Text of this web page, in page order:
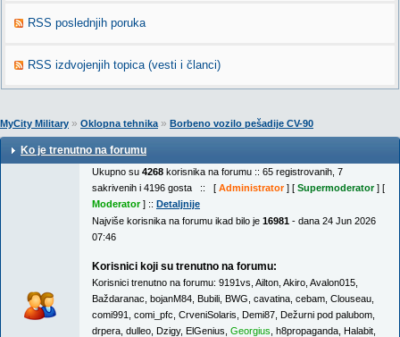
RSS poslednjih poruka
RSS izdvojenjih topica (vesti i članci)
MyCity Military » Oklopna tehnika» Borbeno vozilo pešadije CV-90
Ko je trenutno na forumu
Ukupno su 4268 korisnika na forumu :: 65 registrovanih, 7
sakrivenih i 4196 gosta :: [ Administrator] [ Supermoderator] [
Moderator] :: Detaljnije
Najviše korisnika na forumu ikad bilo je 16981 - dana 24 Jun 2026
07:46
Korisnici koji su trenutno na forumu:
Korisnici trenutno na forumu: 9191vs Ailton Akiro Avalon015
Baždaranac bojanM84 Bubili BWG cavatina cebam Clouseau
comi991
comi_pfc CrveniSolaris Demi87 Dežurni pod palubom
drpera dulleo Dzigy, ElGenius Georgius h8propaganda Halabit